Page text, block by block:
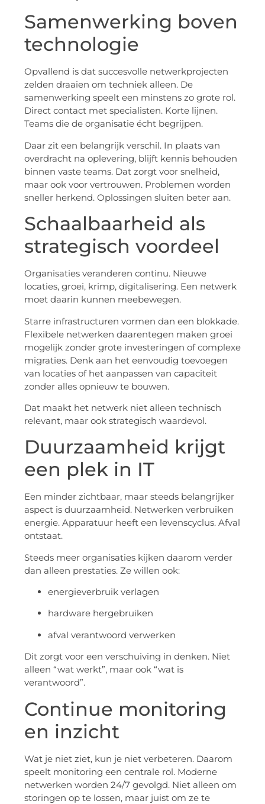
Samenwerking boven
technologie
Opvallend is dat succesvolle netwerkprojecten
zelden draaien om techniek alleen. De
samenwerking speelt een minstens zo grote rol.
Direct contact met specialisten. Korte lijnen.
Teams die de organisatie écht begrijpen.
Daar zit een belangrijk verschil. In plaats van
overdracht na oplevering, blijft kennis behouden
binnen vaste teams. Dat zorgt voor snelheid,
maar ook voor vertrouwen. Problemen worden
sneller herkend. Oplossingen sluiten beter aan.
Schaalbaarheid als
strategisch voordeel
Organisaties veranderen continu. Nieuwe
locaties, groei, krimp, digitalisering. Een netwerk
moet daarin kunnen meebewegen.
Starre infrastructuren vormen dan een blokkade.
Flexibele netwerken daarentegen maken groei
mogelijk zonder grote investeringen of complexe
migraties. Denk aan het eenvoudig toevoegen
van locaties of het aanpassen van capaciteit
zonder alles opnieuw te bouwen.
Dat maakt het netwerk niet alleen technisch
relevant, maar ook strategisch waardevol.
Duurzaamheid krijgt
een plek in IT
Een minder zichtbaar, maar steeds belangrijker
aspect is duurzaamheid. Netwerken verbruiken
energie. Apparatuur heeft een levenscyclus. Afval
ontstaat.
Steeds meer organisaties kijken daarom verder
dan alleen prestaties. Ze willen ook:
energieverbruik verlagen
hardware hergebruiken
afval verantwoord verwerken
Dit zorgt voor een verschuiving in denken. Niet
alleen “wat werkt”, maar ook “wat is
verantwoord”.
Continue monitoring
en inzicht
Wat je niet ziet, kun je niet verbeteren. Daarom
speelt monitoring een centrale rol. Moderne
netwerken worden 24/7 gevolgd. Niet alleen om
storingen op te lossen, maar juist om ze te